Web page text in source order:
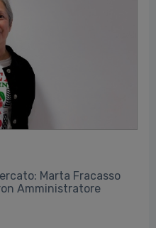
Marta Fracasso
Amministratore